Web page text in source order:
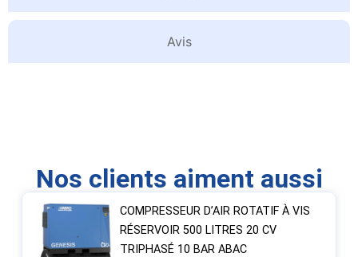
Avis
Nos clients aiment aussi
COMPRESSEUR D’AIR ROTATIF À VIS
RÉSERVOIR 500 LITRES 20 CV
TRIPHASÉ 10 BAR ABAC